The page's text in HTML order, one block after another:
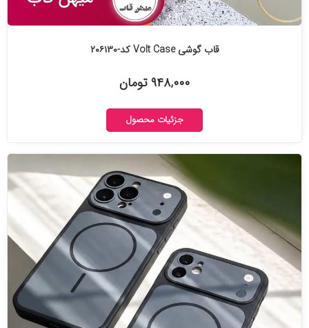
قاب گوشی Volt Case کد-۲۰۶۱۳۰
۹۴۸,۰۰۰ تومان
جزئیات محصول